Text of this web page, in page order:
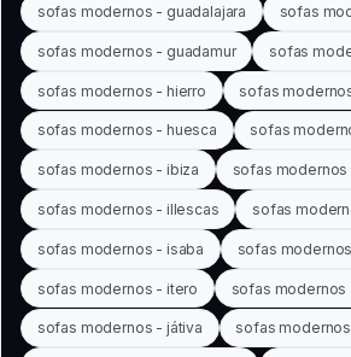
sofas modernos - guadalajara sofas
sofas modernos - guadamur sofas
sofas modernos - hierro sofas
sofas modernos - huesca sofas
sofas modernos - ibiza sofas modernos
sofas modernos - illescas sofas
sofas modernos - isaba sofas
sofas modernos - itero sofas modernos
sofas modernos - játiva sofas